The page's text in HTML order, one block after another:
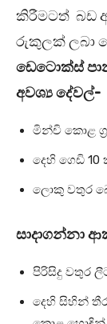
කිරීමටත් බඩ
රුකුලක් ලබා
ඩෙටොක්ස්
අවශ්‍ය දේවල්-
මින්චි කොළ
දෙහි ගෙඩි 10
ලොකු වතුර
සාදාගන්නා
පිරිසිදු වතුර
දෙහි සිහින්